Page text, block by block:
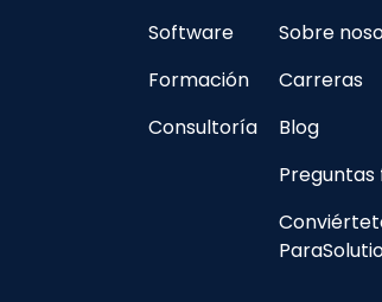
Software
Formación
Consultoría
Sobre
Carreras
Blog